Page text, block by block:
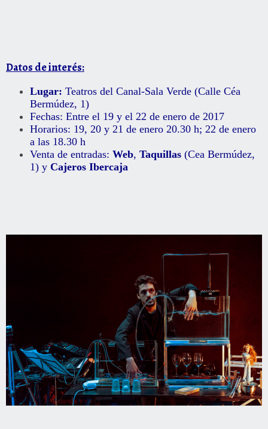
Datos de interés:
Lugar: Teatros del Canal-Sala Verde (Calle Céa
Bermúdez, 1)
Fechas: Entre el 19 y el 22 de enero de 2017
Horarios: 19, 20 y 21 de enero 20.30 h; 22 de enero
a las 18.30 h
Venta de entradas: Web, Taquillas (Cea Bermúdez,
1) y Cajeros Ibercaja